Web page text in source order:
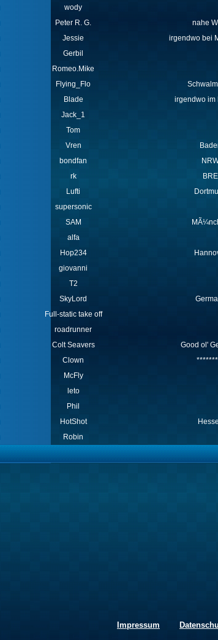
wody
Peter R. G. nahe
Jessie irgendwo bei
Gerbil
Romeo.Mike
Flying_Flo
Blade irgendwo im
Jack_1
Tom
Vren
bondfan
rk BRE
Lufti
supersonic
SAM
alfa
Hop234
giovanni
T2
SkyLord
Full-static take off
roadrunner
Colt Seavers Good ol'
Clown
McFly
leto
Phil
HotShot
Robin
Impressum